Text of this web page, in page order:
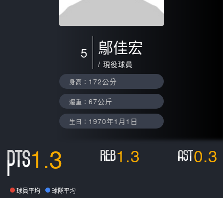
5 鄔佳宏
/ 現役球員
身高： 172公分
體重： 67公斤
生日： 1970年1月1日
1.3 1.3 0.3
球員平均 球隊平均